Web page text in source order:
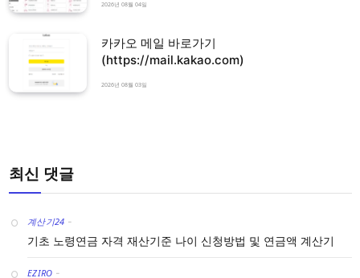
2026년 08월 04일
카카오 메일 바로가기
(https://mail.kakao.com)
2026년 08월 03일
최신 댓글
계산기24 -
기초 노령연금 자격 재산기준 나이 신청방법 및 연금액 계산기
EZIRO -